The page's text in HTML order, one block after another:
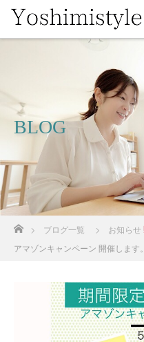
BLOG
ブログ一覧 お知らせ
アマゾンキャンペーン 開催します。